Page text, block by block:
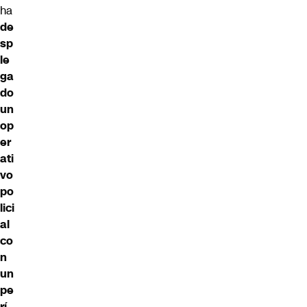
ha
de
sp
le
ga
do
un
op
er
ati
vo
po
lici
al
co
n
un
pe